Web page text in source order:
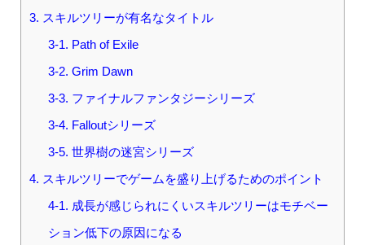
3. スキルツリーが有名なタイトル
3-1. Path of Exile
3-2. Grim Dawn
3-3. ファイナルファンタジーシリーズ
3-4. Falloutシリーズ
3-5. 世界樹の迷宮シリーズ
4. スキルツリーでゲームを盛り上げるためのポイント
4-1. 成長が感じられにくいスキルツリーはモチベー
ション低下の原因になる